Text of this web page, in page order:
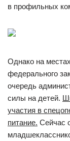
в профильных
Однако на
федерального
очередь
силы на детей.
участия в
питание. Сейчас